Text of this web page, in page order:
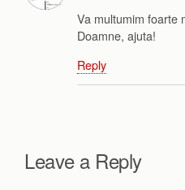
Va multumim foarte
Doamne, ajuta!
Reply
Leave a Reply